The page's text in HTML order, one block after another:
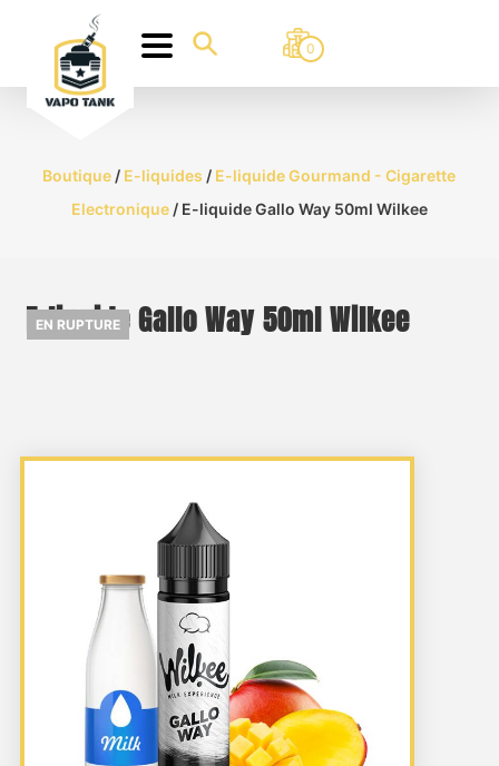
0
Boutique / E-liquides / E-liquide Gourmand - Cigarette
Electronique/ E-liquide Gallo Way 50ml Wilkee
E-liquide Gallo Way 50ml Wilkee
EN RUPTURE